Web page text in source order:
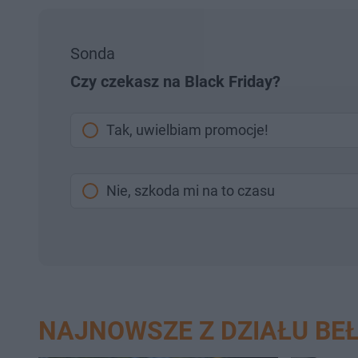
Sonda
Czy czekasz na Black Friday?
Tak, uwielbiam promocje!
Nie, szkoda mi na to czasu
NAJNOWSZE Z DZIAŁU